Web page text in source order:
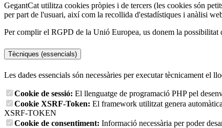
GegantCat utilitza cookies pròpies i de tercers (les cookies són
per part de l'usuari, així com la recollida d'estadístiques i anàlisi
Per complir el RGPD de la Unió Europea, us donem la possibilitat
Tècniques (essencials)
Les dades essencials són necessàries per executar tècnicament el
Cookie de sessió: El llenguatge de programació PHP pel
Cookie XSRF-Token: El framework utilitzat genera
XSRF-TOKEN
Cookie de consentiment: Informació necessària per poder